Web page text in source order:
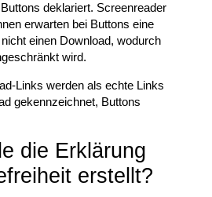
deklariert. Screenreader
erwarten bei Buttons eine
einen Download, wodurch
wird.
Links werden als echte Links
gekennzeichnet, Buttons
die Erklärung
erstellt?